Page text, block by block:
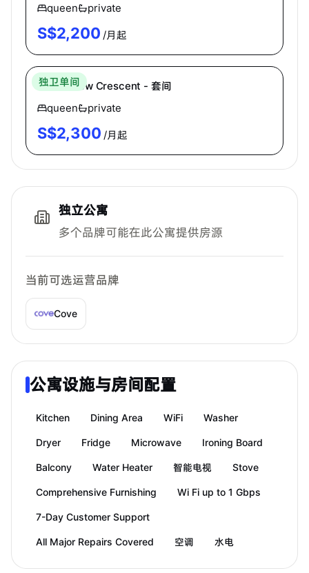
queen
private
S$2,200 /月起
独卫单间
64 Cashew Crescent - 套间
queen
private
S$2,300 /月起
独立公寓
多个品牌可能在此公寓提供房源
当前可选运营品牌
Cove
公寓设施与房间配置
Kitchen Dining Area WiFi Washer
Dryer Fridge Microwave Ironing Board
Balcony Water Heater 智能电视 Stove
Comprehensive Furnishing Wi Fi up to 1 Gbps
7-Day Customer Support
All Major Repairs Covered 空调 水电